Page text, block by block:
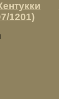
1201)